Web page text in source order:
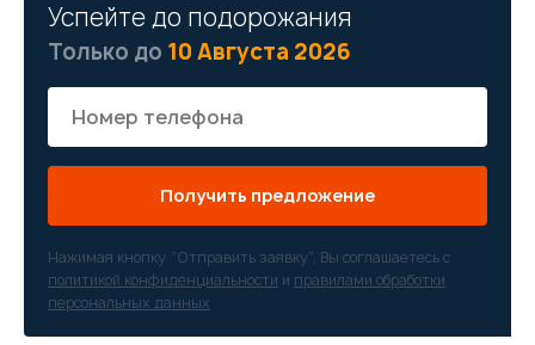
Успейте до подорожания
Только до 10 Августа 2026
Получить предложение
Нажимая кнопку “Отправить заявку”, Вы соглашаетесь с
политикой конфиденциальности и правилами обработки
персональных данных